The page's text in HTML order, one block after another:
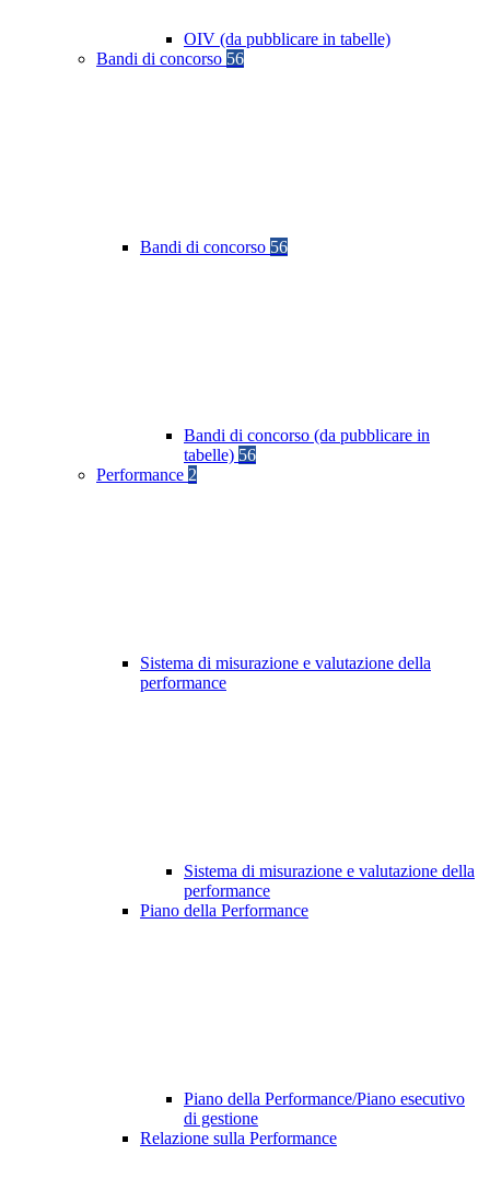
OIV (da pubblicare in tabelle)
Bandi di concorso 56
Bandi di concorso 56
Bandi di concorso (da pubblicare in
tabelle) 56
Performance 2
Sistema di misurazione e valutazione della
performance
Sistema di misurazione e valutazione della
performance
Piano della Performance
Piano della Performance/Piano esecutivo
di gestione
Relazione sulla Performance